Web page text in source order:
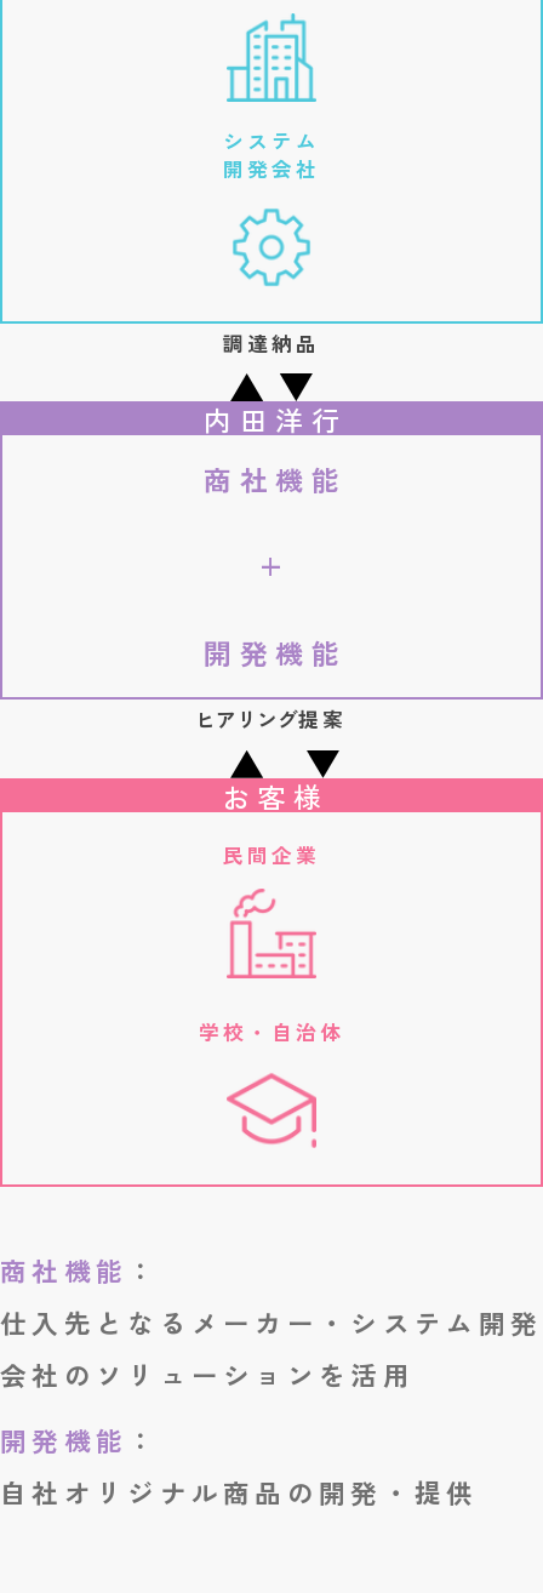
システム
開発会社
調達納品
内田洋行
商社機能
開発機能
ヒアリング提案
お客様
民間企業
学校・自治体
商社機能 ：
仕入先となるメーカー・システム開発
会社のソリューションを活用
開発機能 ：
自社オリジナル商品の開発・提供